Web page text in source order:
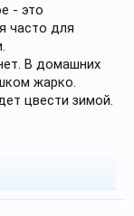
- это
часто для
В домашних
жарко.
цвести зимой.